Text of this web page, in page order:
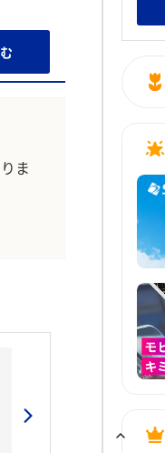
ま